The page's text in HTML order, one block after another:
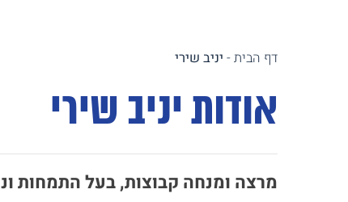
דף הבית- יניב שירי
אודות יניב שירי
מרצה ומנחה קבוצות, בעל התמחות